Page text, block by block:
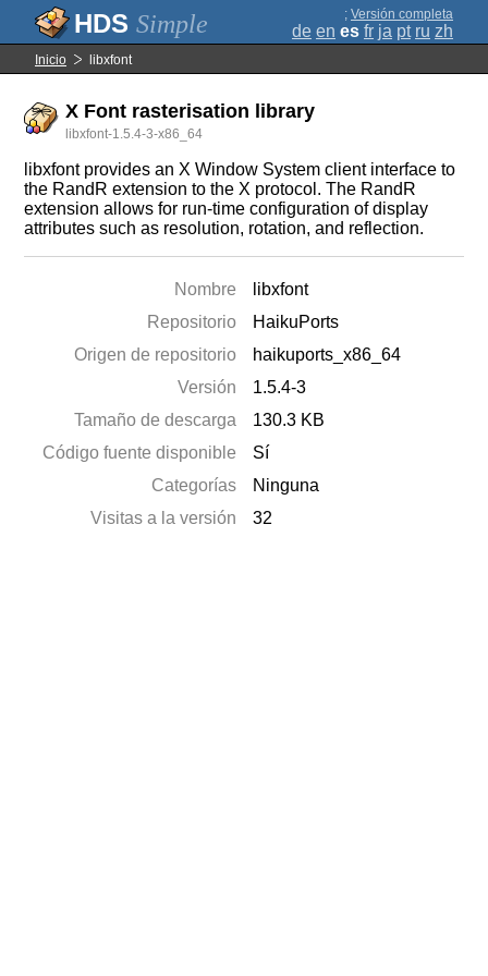
Simple ; Versión completa
de en es fr ja pt ru zh
Inicio libxfont
X Font rasterisation library
libxfont-1.5.4-3-x86_64
libxfont provides an X Window System client interface to
the RandR extension to the X protocol. The RandR
extension allows for run-time configuration of display
attributes such as resolution, rotation, and reflection.
Nombre
libxfont
Repositorio
HaikuPorts
Origen de repositorio
haikuports_x86_64
Versión
1.5.4-3
Tamaño de descarga
130.3 KB
Código fuente disponible
Sí
Categorías
Ninguna
Visitas a la versión
32